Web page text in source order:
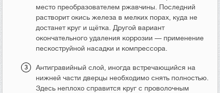
место преобразователем ржавчины. Последний
растворит окись железа в мелких порах, куда не
достанет круг и щётка. Другой вариант
окончательного удаления коррозии — применение
пескоструйной насадки и компрессора.
Антигравийный слой, иногда встречающийся на
нижней части дверцы необходимо снять полностью.
Здесь неплохо справится круг с проволочным